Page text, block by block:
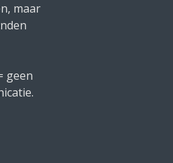
maar
geen